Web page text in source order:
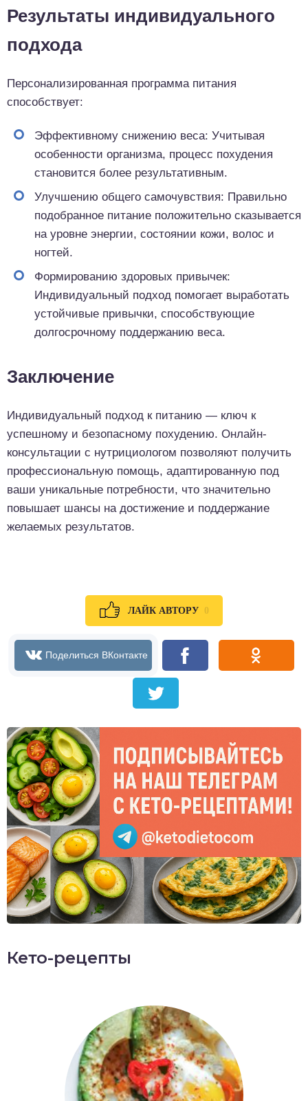
Результаты индивидуального
подхода
Персонализированная программа питания
способствует:
Эффективному снижению веса: Учитывая
особенности организма, процесс похудения
становится более результативным.
Улучшению общего самочувствия: Правильно
подобранное питание положительно сказывается
на уровне энергии, состоянии кожи, волос и
ногтей.
Формированию здоровых привычек:
Индивидуальный подход помогает выработать
устойчивые привычки, способствующие
долгосрочному поддержанию веса.
Заключение
Индивидуальный подход к питанию — ключ к
успешному и безопасному похудению. Онлайн-
консультации с нутрициологом позволяют получить
профессиональную помощь, адаптированную под
ваши уникальные потребности, что значительно
повышает шансы на достижение и поддержание
желаемых результатов.
ЛАЙК АВТОРУ 0
Кето-рецепты